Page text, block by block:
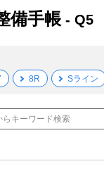
備手帳 - Q5
8R Sライン